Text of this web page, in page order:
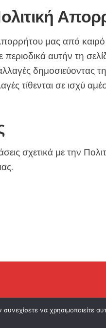
μας από καιρό
αυτήν τη
δημοσιεύοντας
τίθενται σε ισχύ
σχετικά με την
διατηρούνται.
να χρησιμοποιείτε